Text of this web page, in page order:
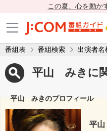
この夏、心を動か
番組表 番組検索 出演者名
平山 みきに
平山 みきのプロフィール
平